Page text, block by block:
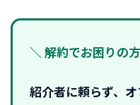
＼ 解約でお困りの
紹介者に頼らず、